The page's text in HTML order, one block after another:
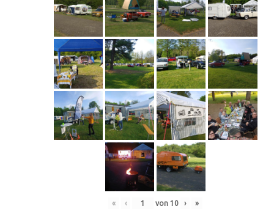
« ‹ von 10 › »